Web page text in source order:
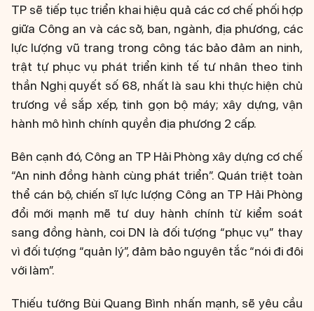
TP sẽ tiếp tục triển khai hiệu quả các cơ chế phối hợp
giữa Công an và các sở, ban, ngành, địa phương, các
lực lượng vũ trang trong công tác bảo đảm an ninh,
trật tự phục vụ phát triển kinh tế tư nhân theo tinh
thần Nghị quyết số 68, nhất là sau khi thực hiện chủ
trương về sắp xếp, tinh gọn bộ máy; xây dựng, vận
hành mô hình chính quyền địa phương 2 cấp.
Bên cạnh đó, Công an TP Hải Phòng xây dựng cơ chế
“An ninh đồng hành cùng phát triển”. Quán triệt toàn
thể cán bộ, chiến sĩ lực lượng Công an TP Hải Phòng
đổi mới mạnh mẽ tư duy hành chính từ kiểm soát
sang đồng hành, coi DN là đối tượng “phục vụ” thay
vì đối tượng “quản lý”, đảm bảo nguyên tắc “nói đi đôi
với làm”.
Thiếu tướng Bùi Quang Bình nhấn mạnh, sẽ yêu cầu